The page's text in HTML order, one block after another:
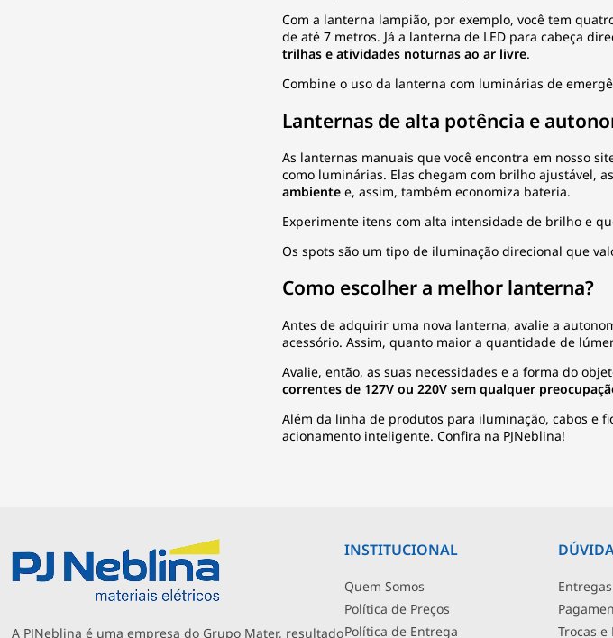
Com a lanterna lampião, por exemplo, você tem
de até 7 metros. Já a lanterna de LED para cabeça
trilhas e atividades noturnas ao ar livre.
Combine o uso da lanterna com luminárias de
Lanternas de alta potência e
As lanternas manuais que você encontra em nosso
como luminárias. Elas chegam com brilho ajustável,
ambiente e, assim, também economiza bateria.
Experimente itens com alta intensidade de brilho e
Osspots são um tipo de iluminação direcional que
Como escolher a melhor lanterna?
Antes de adquirir uma nova lanterna, avalie a
acessório. Assim, quanto maior a quantidade de
Avalie, então, as suas necessidades e a forma do
correntes de 127V ou 220V sem qualquer
Além da linha de produtos para iluminação, cabos e
acionamento inteligente. Confira na PJNeblina!
A PJNeblina é uma empresa do Grupo Mater, resultado
INSTITUCIONAL
Quem Somos
Política de Preços
Política de Entrega
Entregas
Trocas e